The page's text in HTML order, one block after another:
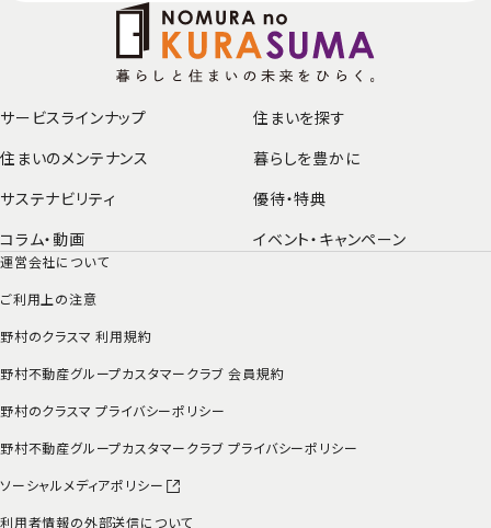
サービスラインナップ
住まいを探す
住まいのメンテナンス
暮らしを豊かに
サステナビリティ
優待・特典
コラム・動画
イベント・ キャンペーン
運営会社について
ご利用上の注意
野村のクラスマ 利用規約
野村不動産グループカスタマークラブ 会員規約
野村のクラスマ プライバシーポリシー
野村不動産グループカスタマークラブ プライバシーポリシー
ソーシャルメディアポリシー
利用者情報の外部送信について